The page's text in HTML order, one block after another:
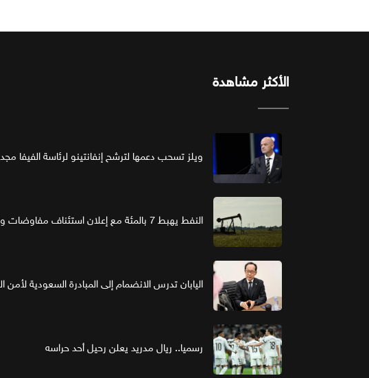
الأكثر مشاهدة
ويلز تسحب دعمها لترشح إنفانتينو لرئاسة الفيفا
النفط يهبط 7 بالمئة مع إعلان استئناف مفاوضات واشنطن وطهران
اليابان تدرس الانضمام إلى المبادرة السعودية لأمن
رسميا.. ريال مدريد يعلن رحيل أحد حراسه